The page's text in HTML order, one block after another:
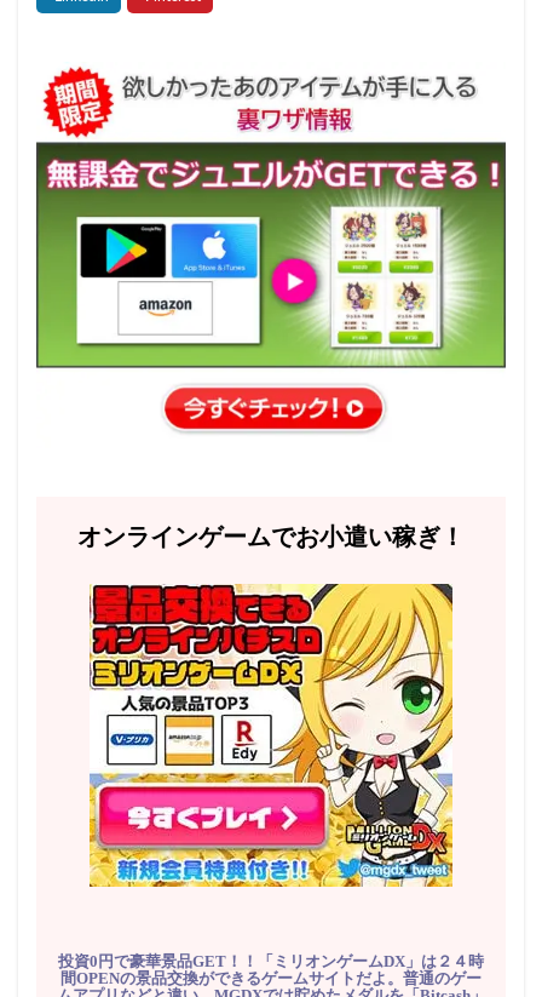
オンラインゲームでお小遣い稼ぎ！
投資0円で豪華景品GET！！「ミリオンゲームDX」は２４時
間OPENの景品交換ができるゲームサイトだよ。普通のゲー